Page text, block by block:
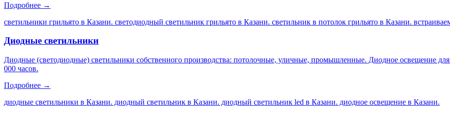
Подробнее →
светильники грильято в Казани. светодиодный светильник грильято в Казани. светильник в потолок грильято в Казани.
Диодные светильники
Диодные (светодиодные) светильники собственного производства: потолочные, уличные, промышленные. Диодное освещение
000 часов.
Подробнее →
диодные светильники в Казани. диодный светильник в Казани. диодный светильник led в Казани. диодное освещение в Казани.